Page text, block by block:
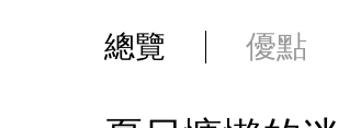
總覽 優點